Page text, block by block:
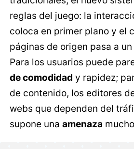
reglas del juego: la
coloca en primer plano y el
páginas de origen pasa a
Para los usuarios puede
de comodidad y rapidez;
de contenido, los editores
webs que dependen del
supone una amenaza